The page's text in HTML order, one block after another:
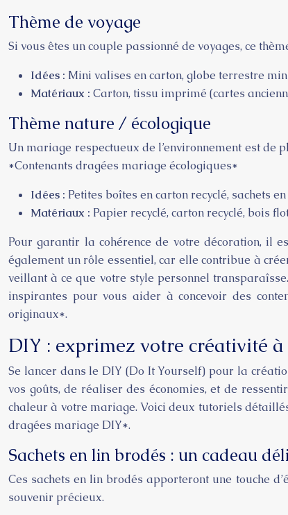
Thème de voyage
Si vous êtes un couple passionné de voyages, ce
Idées : Mini valises en carton, globe terrestre
Matériaux : Carton, tissu imprimé (cartes
Thème nature / écologique
Un mariage respectueux de l’environnement est
*Contenants dragées mariage écologiques*
Idées : Petites boîtes en carton recyclé, sachets
Matériaux : Papier recyclé, carton recyclé, bois
Pour garantir la cohérence de votre décoration, il
également un rôle essentiel, car elle contribue à
veillant à ce que votre style personnel
inspirantes pour vous aider à concevoir des
originaux*.
DIY : exprimez votre créativité
Se lancer dans le DIY (Do It Yourself) pour la
vos goûts, de réaliser des économies, et de
chaleur à votre mariage. Voici deux tutoriels
dragées mariage DIY*.
Sachets en lin brodés : un cadeau
Ces sachets en lin brodés apporteront une touche
souvenir précieux.